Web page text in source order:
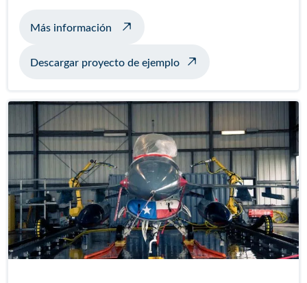
Más información sobre soldadura de ejemplo con
Descargar proyecto de ejemplo